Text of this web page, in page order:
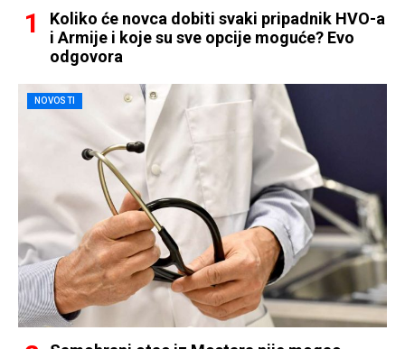
Koliko će novca dobiti svaki pripadnik HVO-a
i Armije i koje su sve opcije moguće? Evo
odgovora
NOVOSTI